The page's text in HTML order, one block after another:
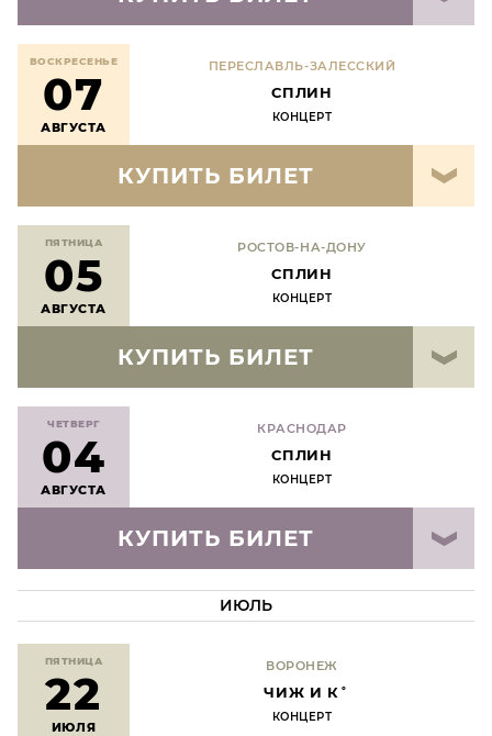
ВОСКРЕСЕНЬЕ
07
АВГУСТА
ПЕРЕСЛАВЛЬ-ЗАЛЕССКИЙ
СПЛИН
КОНЦЕРТ
КУПИТЬ БИЛЕТ
ПЯТНИЦА
05
АВГУСТА
РОСТОВ-НА-ДОНУ
СПЛИН
КОНЦЕРТ
КУПИТЬ БИЛЕТ
ЧЕТВЕРГ
04
АВГУСТА
КРАСНОДАР
СПЛИН
КОНЦЕРТ
КУПИТЬ БИЛЕТ
ИЮЛЬ
ПЯТНИЦА
22
ИЮЛЯ
ВОРОНЕЖ
ЧИЖ И К˚
КОНЦЕРТ